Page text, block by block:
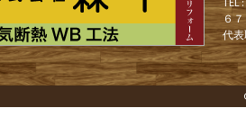
ー
シ
６
代